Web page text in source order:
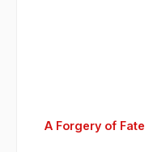
A Forgery of Fate